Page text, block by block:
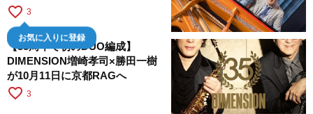
favorite_border 3
お気に入りに登録
【35周年で初のDUO編成】
DIMENSION増崎孝司×勝田一樹
が10月11日に京都RAGへ
favorite_border 3